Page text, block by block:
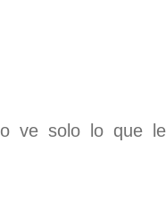
ve solo lo que le